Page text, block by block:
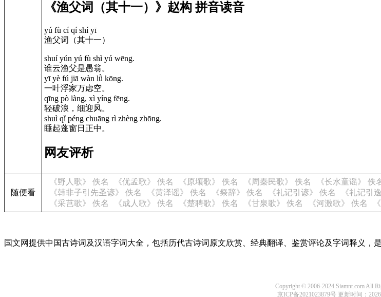
《渔父词（其十一）》赵构 拼音读音
yú fù cí qí shí yī
渔父词（其十一）
shuí yún yú fù shì yú wēng.
谁云渔父是愚翁。
yī yè fú jiā wàn lǜ kōng.
一叶浮家万虑空。
qīng pò làng, xì yíng fēng.
轻破浪，细迎风。
shuì qǐ péng chuāng rì zhèng zhōng.
睡起蓬窗日正中。
网友评析
随便看
《野人歌》 佚名 《优孟歌》 佚名 《原壤歌》 佚名 《周秦民歌》 佚名 《长水童谣》 佚
《韩非子引先圣谚》 佚名
《黄泽谣》 佚名 《祭辞》 佚名 《礼记引谚》 佚名 《礼记引
《采芑歌》 佚名
《成人歌》 佚名 《楚聘歌》 佚名 《甘泉歌》 佚名 《河激歌》 佚名
国文网提供中国古诗词及汉语字词大全，包括历代古诗词原文欣赏、经典翻译、鉴赏评论及字词释义，
Copyright © 2006-2024 Siamnt.com All
京ICP备2021023879号 更新时间：